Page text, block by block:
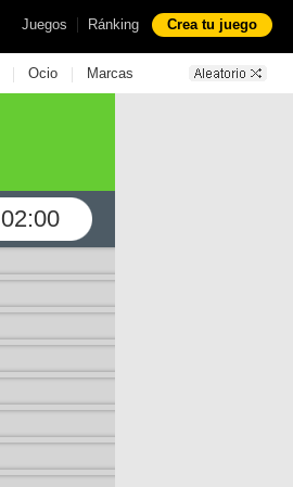
Juegos | Ránking Crea tu juego
| Ocio | Marcas
02:00